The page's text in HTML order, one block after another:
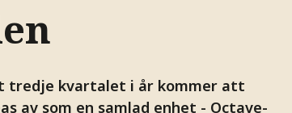
tredje kvartalet i år kommer att
av som en samlad enhet - Octave-